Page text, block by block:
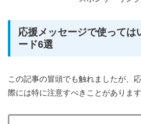
応援メッセージで使っては
ード6選
この記事の冒頭でも触れましたが、
際には特に注意すべきことがあります